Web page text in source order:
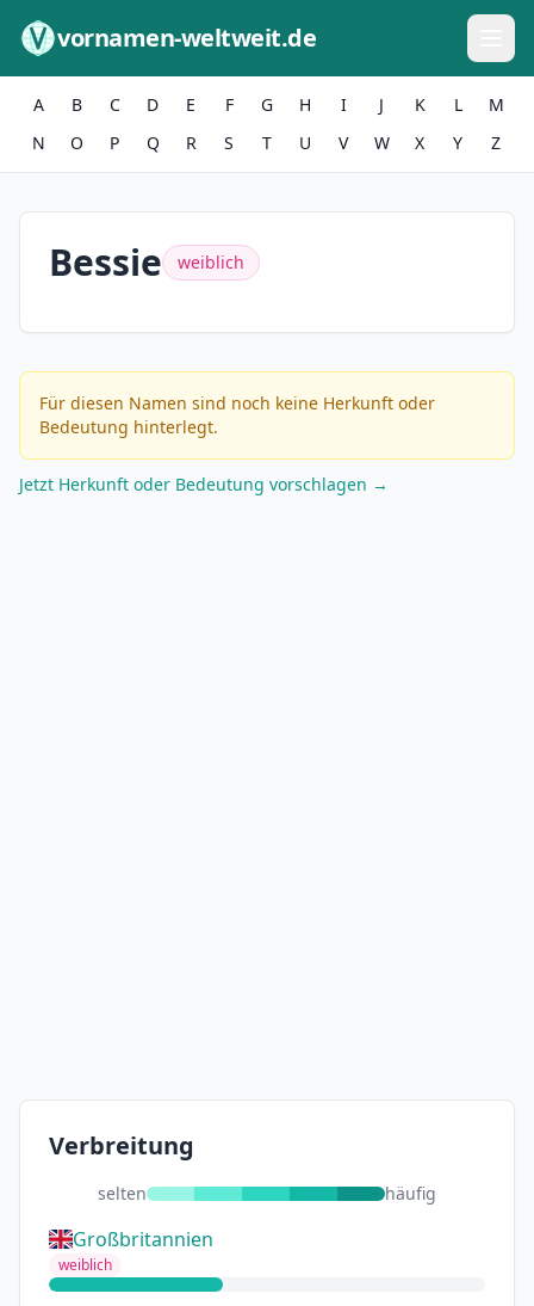
vornamen-weltweit.de
A B C D E F G H I J K L
M
N
O P Q R S T U V W X Y Z
Bessie weiblich
Für diesen Namen sind noch keine Herkunft oder
Bedeutung hinterlegt.
Jetzt Herkunft oder Bedeutung vorschlagen →
Verbreitung
selten häufig
Großbritannien
weiblich